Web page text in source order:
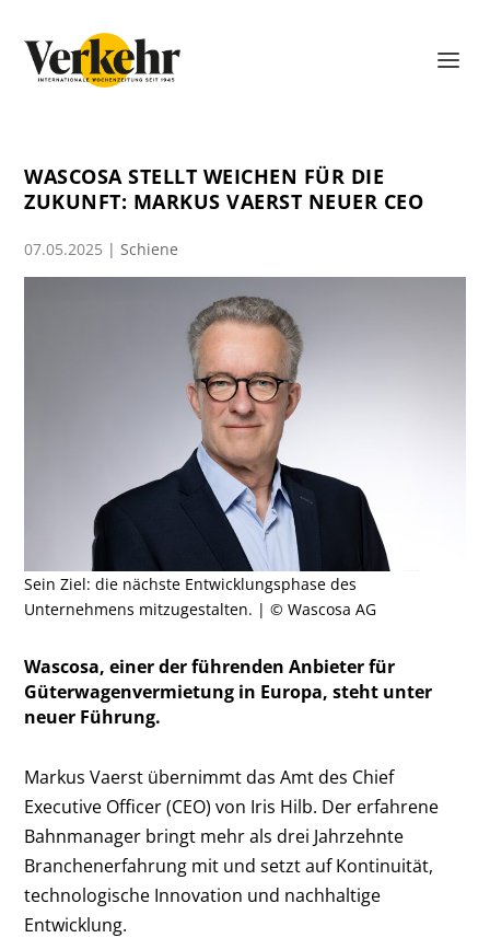
WASCOSA STELLT WEICHEN FÜR DIE
ZUKUNFT: MARKUS VAERST NEUER CEO
07.05.2025 |Schiene
Sein Ziel: die nächste Entwicklungsphase des
Unternehmens mitzugestalten. | © Wascosa AG
Wascosa, einer der führenden Anbieter für
Güterwagenvermietung in Europa, steht unter
neuer Führung.
Markus Vaerst übernimmt das Amt des Chief
Executive Officer (CEO) von Iris Hilb. Der erfahrene
Bahnmanager bringt mehr als drei Jahrzehnte
Branchenerfahrung mit und setzt auf Kontinuität,
technologische Innovation und nachhaltige
Entwicklung.